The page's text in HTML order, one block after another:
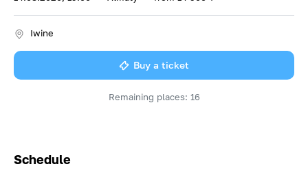
Iwine
Buy a ticket
Remaining places: 16
Schedule